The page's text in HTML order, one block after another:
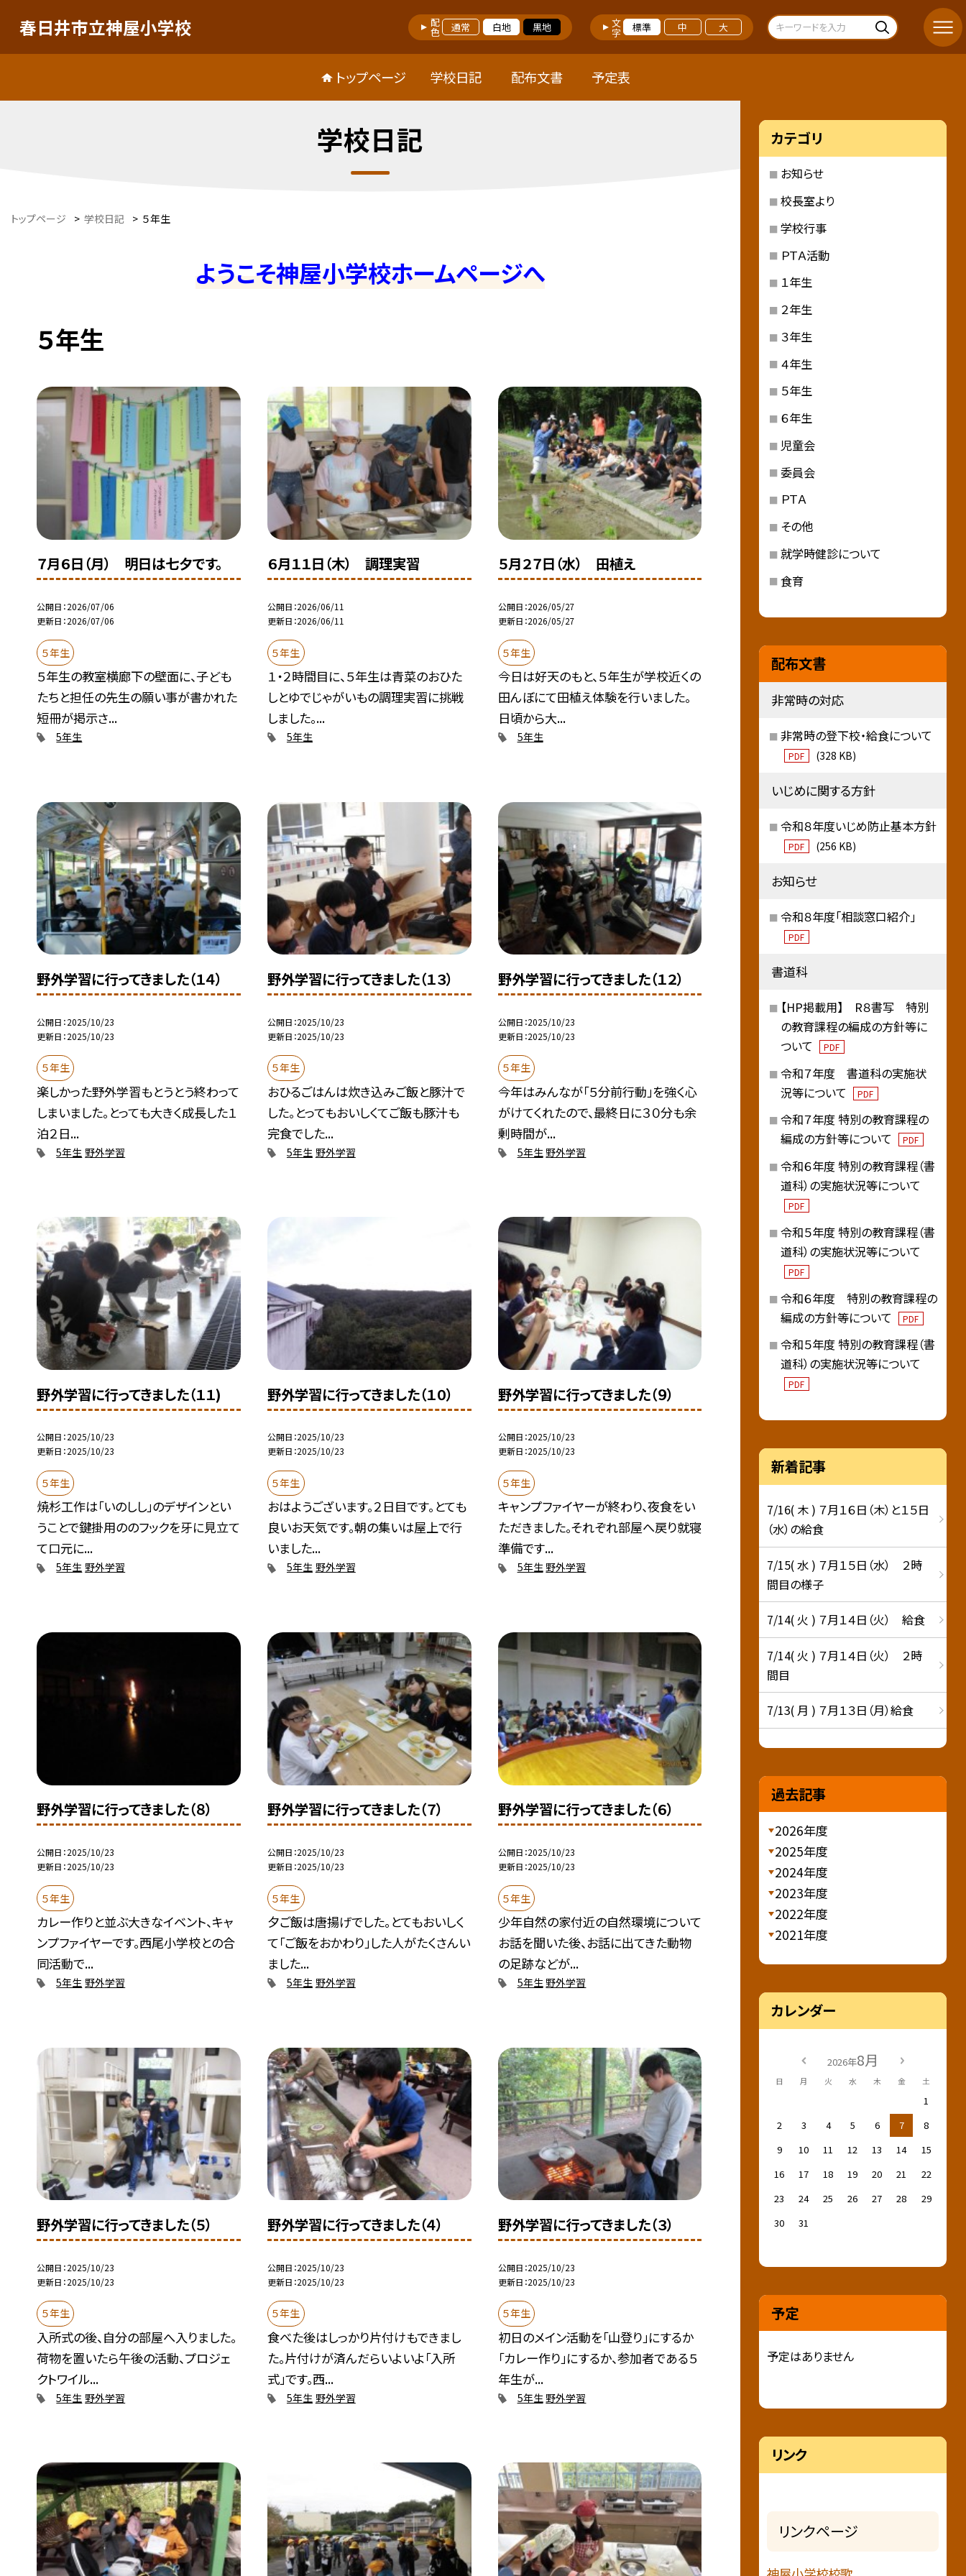
春日井市立神屋小学校 配色 通常 白地 黒地 文字 標準 中 大
トップページ 学校日記 配布文書 予定表
学校日記
トップページ > 学校日記 > ５年生
ようこそ神屋小学校ホームページへ
５年生
７月６日（月） 明日は七夕です。
公開日 2026/07/06
更新日 2026/07/06
５年生
５年生の教室横廊下の壁面に、子ども
たちと担任の先生の願い事が書かれた
短冊が掲示さ...
5年生
６月１１日（木） 調理実習
公開日 2026/06/11
更新日 2026/06/11
５年生
１・２時間目に、５年生は青菜のおひた
しとゆでじゃがいもの調理実習に挑戦
しました。...
5年生
５月２７日（水） 田植え
公開日 2026/05/27
更新日 2026/05/27
５年生
今日は好天のもと、５年生が学校近くの
田んぼにて田植え体験を行いました。
日頃から大...
5年生
野外学習に行ってきました（１４）
公開日 2025/10/23
更新日 2025/10/23
５年生
楽しかった野外学習もとうとう終わって
しまいました。とっても大きく成長した１
泊２日...
5年生 野外学習
野外学習に行ってきました（１３）
公開日 2025/10/23
更新日 2025/10/23
５年生
おひるごはんは炊き込みご飯と豚汁で
した。とってもおいしくてご飯も豚汁も
完食でした...
5年生 野外学習
野外学習に行ってきました（１２）
公開日 2025/10/23
更新日 2025/10/23
５年生
今年はみんなが「５分前行動」を強く心
がけてくれたので、最終日に３０分も余
剰時間が...
5年生 野外学習
野外学習に行ってきました（１１)
公開日 2025/10/23
更新日 2025/10/23
５年生
焼杉工作は「いのしし」のデザインとい
うことで鍵掛用ののフックを牙に見立て
て口元に...
5年生 野外学習
野外学習に行ってきました（１０）
公開日 2025/10/23
更新日 2025/10/23
５年生
おはようございます。２日目です。とても
良いお天気です。朝の集いは屋上で行
いました...
5年生 野外学習
野外学習に行ってきました（９）
公開日 2025/10/23
更新日 2025/10/23
５年生
キャンプファイヤーが終わり、夜食をい
ただきました。それぞれ部屋へ戻り就寝
準備です...
5年生野外学習
野外学習に行ってきました（８）
公開日 2025/10/23
更新日 2025/10/23
５年生
カレー作りと並ぶ大きなイベント、キャ
ンプファイヤーです。西尾小学校との合
同活動で...
5年生 野外学習
野外学習に行ってきました（７）
公開日 2025/10/23
更新日 2025/10/23
５年生
夕ご飯は唐揚げでした。とてもおいしく
て「ご飯をおかわり」した人がたくさんい
ました...
5年生 野外学習
野外学習に行ってきました（６）
公開日 2025/10/23
更新日 2025/10/23
５年生
少年自然の家付近の自然環境について
お話を聞いた後、お話に出てきた動物
の足跡などが...
5年生野外学習
野外学習に行ってきました（５）
公開日 2025/10/23
更新日 2025/10/23
５年生
入所式の後、自分の部屋へ入りました。
荷物を置いたら午後の活動、プロジェ
クトワイル...
5年生 野外学習
野外学習に行ってきました（４）
公開日 2025/10/23
更新日 2025/10/23
５年生
食べた後はしっかり片付けもできまし
た。片付けが済んだらいよいよ「入所
式」です。西...
5年生 野外学習
野外学習に行ってきました（３）
公開日 2025/10/23
更新日 2025/10/23
５年生
初日のメイン活動を「山登り」にするか
「カレー作り」にするか、参加者である５
年生が...
5年生 野外学習
カテゴリ
お知らせ
校長室より
学校行事
ＰＴＡ活動
１年生
２年生
３年生
４年生
５年生
６年生
児童会
委員会
ＰＴＡ
その他
就学時健診について
食育
配布文書
非常時の対応
非常時の登下校・給食について
PDF (328 KB)
いじめに関する方針
令和８年度いじめ防止基本方針
PDF (256 KB)
お知らせ
令和８年度「相談窓口紹介」
PDF
書道科
【HP掲載用】 R８書写 特別
の教育課程の編成の方針等に
ついて
PDF
令和７年度 書道科の実施状
況等について
PDF
令和７年度 特別の教育課程の
編成の方針等について
PDF
令和６年度 特別の教育課程（書
道科）の実施状況等について
PDF
令和５年度 特別の教育課程（書
道科）の実施状況等について
PDF
令和６年度 特別の教育課程の
編成の方針等について
PDF
令和５年度 特別の教育課程（書
道科）の実施状況等について
PDF
新着記事
7/16( 木 ) ７月１６日（木）と１５日
（水）の給食
7/15( 水 ) ７月１５日（水） ２時
間目の様子
7/14( 火 ) ７月１４日（火） 給食
7/14( 火 ) ７月１４日（火） ２時
間目
7/13( 月 ) ７月１３日（月）給食
過去記事
2026年度
2025年度
2024年度
2023年度
2022年度
2021年度
カレンダー
2026年8月
日 月 火 水 木 金 土
1
2
3 4 5 6 7
8
9
10 11 12 13 14
15
16
17 18 19 20 21
22
23
24 25 26 27 28
29
30
31
予定
予定はありません
リンク
リンクページ